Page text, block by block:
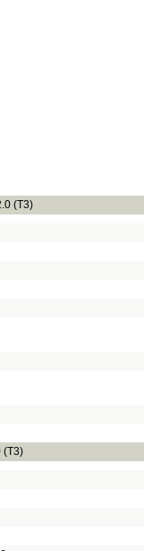
(T3)
(T3)